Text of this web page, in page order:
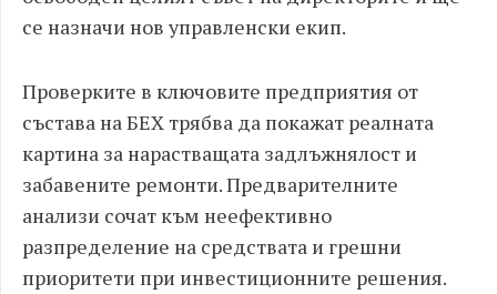
се назначи нов управленски екип.
Проверките в ключовите предприятия от
състава на БЕХ трябва да покажат реалната
картина за нарастващата задлъжнялост и
забавените ремонти. Предварителните
анализи сочат към неефективно
разпределение на средствата и грешни
приоритети при инвестиционните решения.